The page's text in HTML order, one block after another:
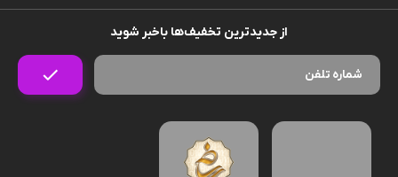
از جدیدترین تخفیف‌ها باخبر شوید